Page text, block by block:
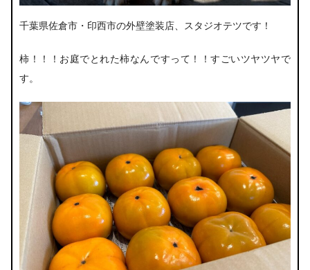
千葉県佐倉市・印西市の外壁塗装店、スタジオテツです！
柿！！！お庭でとれた柿なんですって！！すごいツヤツヤで
す。